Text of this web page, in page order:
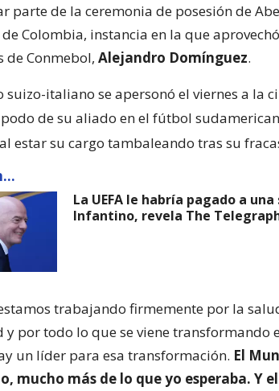
parte de la ceremonia de posesión de
Colombia, instancia en la que
de Conmebol, Alejandro Domínguez.
suizo-italiano se apersonó el viernes a la
de su aliado en el fútbol
estar su cargo tambaleando tras su
La UEFA le habría pagado a
Infantino, revela The
trabajando firmemente por la
por todo lo que se viene transformando
un líder para esa transformación. El
mucho más de lo que yo esperaba. Y